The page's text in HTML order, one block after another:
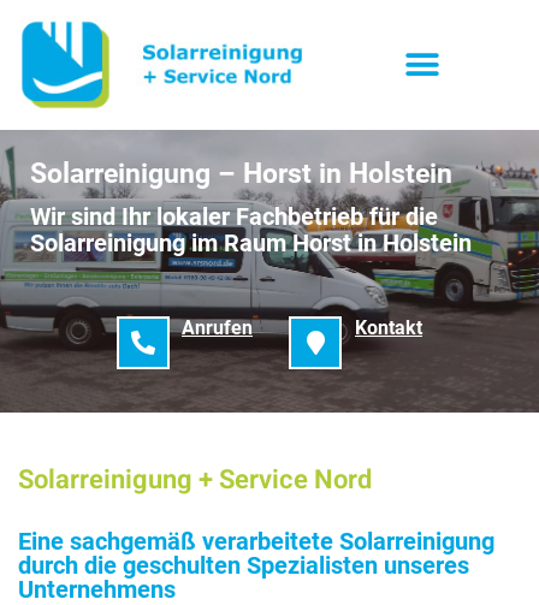
Solarreinigung – Horst in Holstein
Wir sind Ihr lokaler Fachbetrieb für die
Solarreinigung im Raum Horst in Holstein
Anrufen Kontakt
Solarreinigung + Service Nord
Eine sachgemäß verarbeitete Solarreinigung
durch die geschulten Spezialisten unseres
Unternehmens